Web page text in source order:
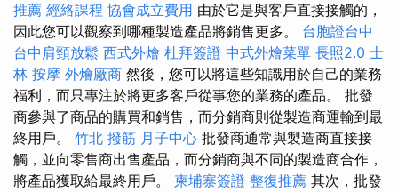
推薦 經絡課程 協會成立費用 由於它是與客戶直接接觸的，
因此您可以觀察到哪種製造產品將銷售更多。 台胞證台中
台中肩頸放鬆 西式外燴 杜拜簽證 中式外燴菜單 長照2.0 士
林 按摩 外燴廠商 然後，您可以將這些知識用於自己的業務
福利，而只專注於將更多客戶從事您的業務的產品。 批發
商參與了商品的購買和銷售，而分銷商則從製造商運輸到最
終用戶。 竹北 撥筋 月子中心 批發商通常與製造商直接接
觸，並向零售商出售產品，而分銷商與不同的製造商合作，
將產品獲取給最終用戶。 柬埔寨簽證 整復推薦 其次，批發